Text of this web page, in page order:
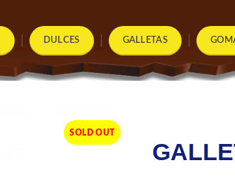
DULCES GALLETAS
SOLD OUT